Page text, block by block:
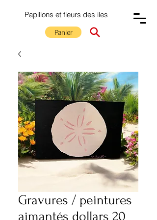
Papillons et fleurs des iles
Panier
Gravures / peintures
aimantés dollars 20